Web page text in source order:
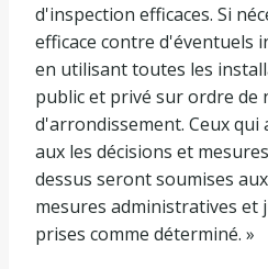
d'inspection efficaces. Si
efficace contre d'éventuels
en utilisant toutes les
public et privé sur ordre de
d'arrondissement. Ceux
aux les décisions et
dessus seront soumises
mesures administratives et
prises comme déterminé. »